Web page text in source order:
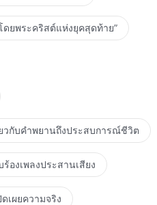
ดยพระคริสต์แห่งยุคสุดท้าย”
วกับคำพยานถึงประสบการณ์ชีวิต
องเพลงประสานเสียง
ดเผยความจริง